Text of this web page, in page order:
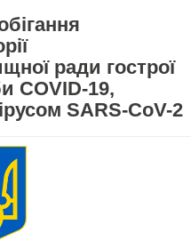
ради гострої
COVID-19,
SARS-CoV-2